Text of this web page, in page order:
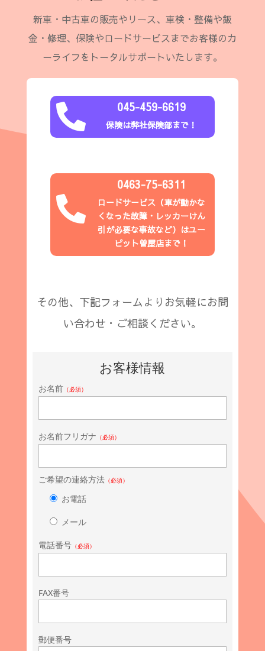
新車・中古車の販売やリース、車検・整備や鈑
金・修理、保険やロードサービスまでお客様のカ
ーライフをトータルサポートいたします。
 045-459-6619
保険は弊社保険部まで！

0463-75-6311
ロードサービス（車が動かな
くなった故障・レッカーけん
引が必要な事故など）はユー
ピット曽屋店まで！
その他、下記フォームよりお気軽にお問
い合わせ・ご相談ください。
お客様情報
お名前（必須）
お名前フリガナ （必須）
ご希望の連絡方法（必須）
お電話
メール
電話番号（必須）
FAX番号
郵便番号